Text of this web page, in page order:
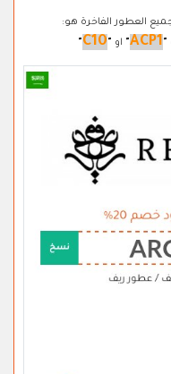
العطور الفاخرة هو:
"
ACP1
" او "
C10
"